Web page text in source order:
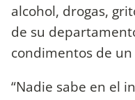
alcohol, drogas,
de su
condimentos de
“Nadie sabe en el